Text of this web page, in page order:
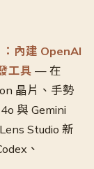
內建 OpenAI
工具 — 在
晶片、手勢
與 Gemini
Studio 新
、